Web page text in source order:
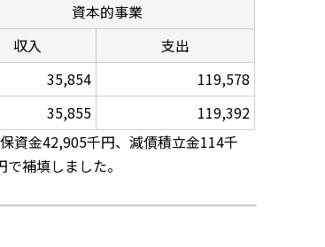
資本的事業
収入
支出
35,854
119,578
35,855
119,392
資金42,905千円、減債積立金114千
補填しました。